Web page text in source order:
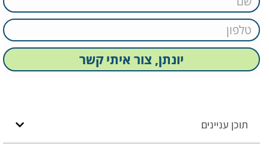
יונתן, צור איתי קשר
תוכן עניינים